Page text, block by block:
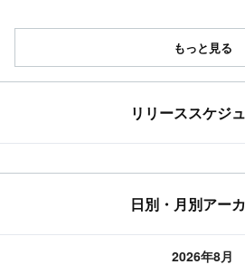
もっと見る
リリーススケジ
日別・月別アー
2026年8月